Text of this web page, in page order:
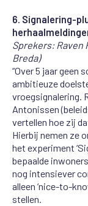
6. Signalering-
Sprekers: Raven
Breda)
“Over 5 jaar geen
ambitieuze
vroegsignalering.
Antonissen
vertellen hoe zij
Hierbij nemen ze
het experiment
bepaalde
nog intensiever
alleen ‘nice-to-
stellen.